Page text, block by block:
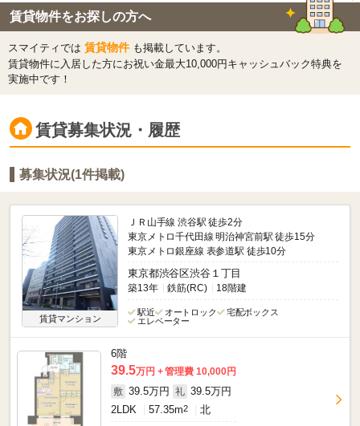
賃貸物件をお探しの方へ
スマイティでは 賃貸物件 も掲載しています。
賃貸物件に入居した方にお祝い金最大10,000円キャッシュバック特典を
実施中です！
賃貸募集状況・履歴
募集状況(1件掲載)
賃貸マンション
ＪＲ山手線 渋谷駅 徒歩2分
東京メトロ千代田線 明治神宮前駅 徒歩15分
東京メトロ銀座線 表参道駅 徒歩10分
東京都渋谷区渋谷１丁目
築13年 鉄筋(RC) 18階建
駅近 オートロック
宅配ボックス
エレベーター
6階
39.5万円
管理費 10,000円
敷 39.5万円 礼 39.5万円
2LDK
57.35m2 北